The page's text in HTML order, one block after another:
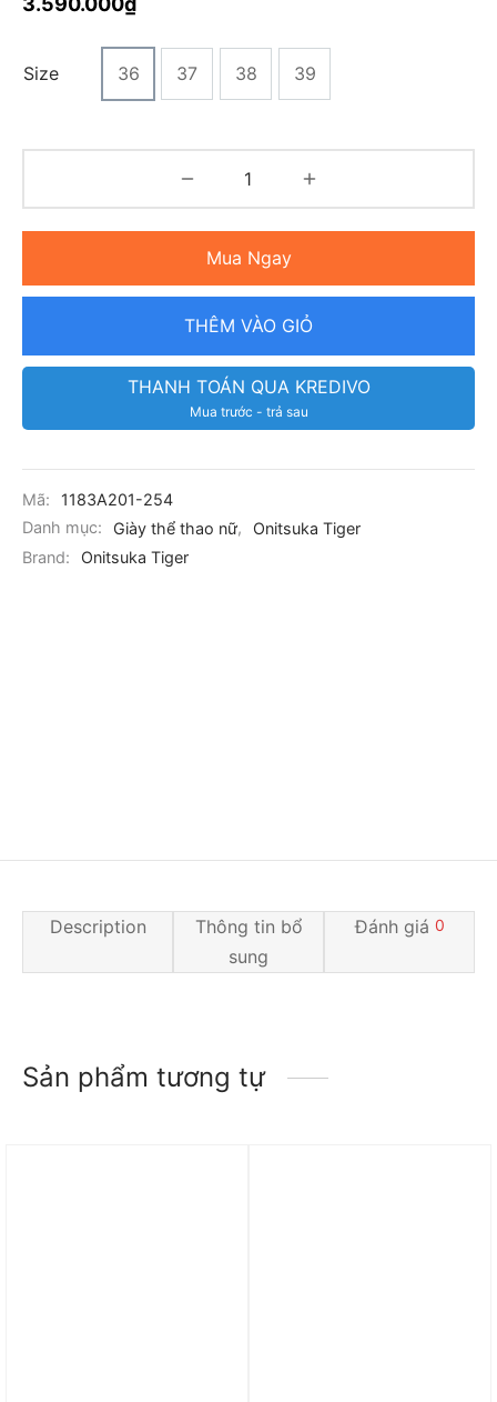
Size 36 37 38 39
Mua Ngay
THÊM VÀO GIỎ
THANH TOÁN QUA KREDIVO
Mua trước - trả sau
Mã:
1183A201-254
Danh mục:
Giày thể thao nữ,
Onitsuka Tiger
Brand:
Onitsuka Tiger
Description
Thông tin bổ
sung
Đánh giá 0
Sản phẩm tương tự